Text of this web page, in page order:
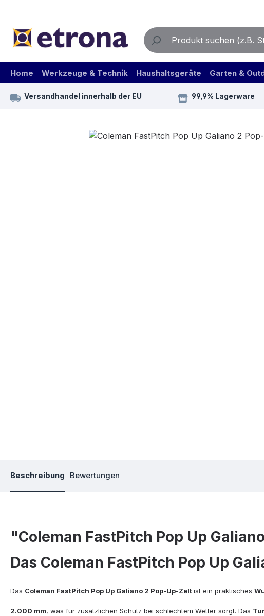
Home Werkzeuge & Technik Haushaltsgeräte Garten &
Versandhandel innerhalb der EU 99,9% Lagerware
Bildergalerie überspringen
Beschreibung Bewertungen
"Coleman FastPitch Pop Up
Das Coleman FastPitch Pop Up
Das Coleman FastPitch Pop Up Galiano 2 Pop-Up-Zeltist ein praktisches
2.000 mm, was für zusätzlichen Schutz bei schlechtem Wetter sorgt. Das